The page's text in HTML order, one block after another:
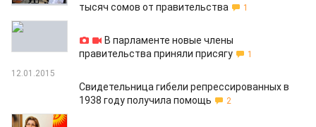
тысяч сомов от правительства
1
14.01.2015
В парламенте новые члены
правительства приняли присягу
1
12.01.2015
Свидетельница гибели репрессированных в
1938 году получила помощь
2
12.01.2015